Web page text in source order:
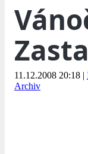
11.12.2008 20:18 |
Archiv